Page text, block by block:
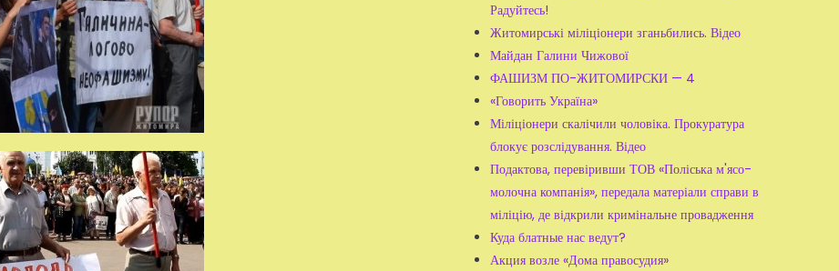
Радуйтесь!
Житомирські міліціонери зганьбились. Відео
Майдан Галини Чижової
ФАШИЗМ ПО-ЖИТОМИРСКИ — 4
«Говорить Україна»
Міліціонери скалічили чоловіка. Прокуратура
блокує розслідування. Відео
Подактова, перевіривши ТОВ «Поліська м'ясо-
молочна компанія», передала матеріали справи в
міліцію, де відкрили кримінальне провадження
Куда блатные нас ведут?
Акция возле «Дома правосудия»